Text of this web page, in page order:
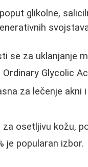
glikolne,
se za uklanjanje
Glycolic
za lečenje akni
za osetljivu kožu,
je popularan izbor.